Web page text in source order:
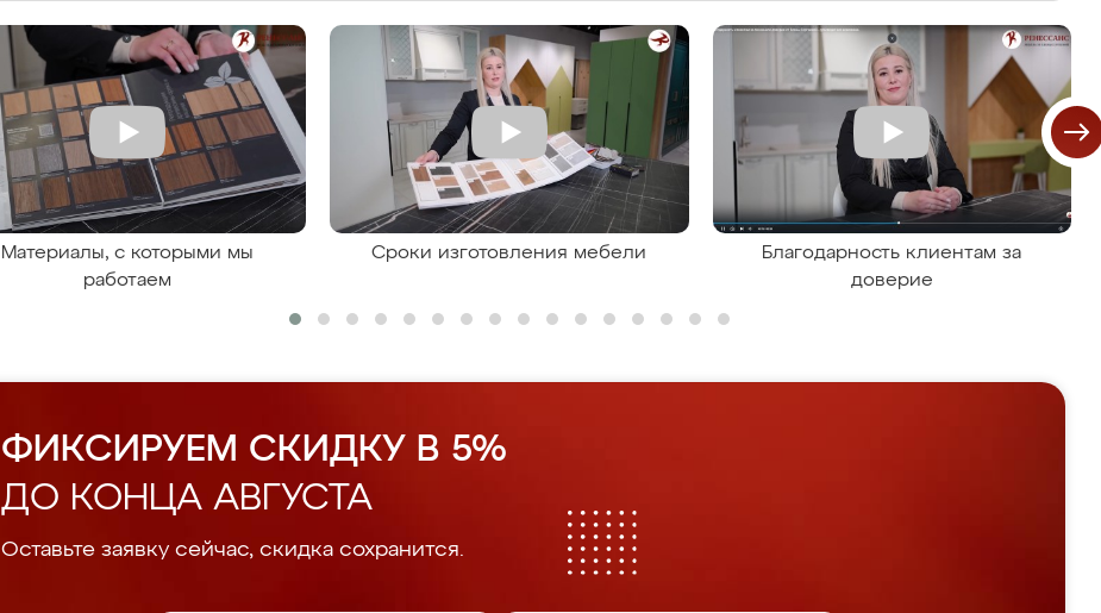
Материалы, с которыми мы
работаем
Сроки изготовления мебели
Благодарность клиентам за
доверие
ФИКСИРУЕМ СКИДКУ В 5%
ДО КОНЦА АВГУСТА
Оставьте заявку сейчас, скидка сохранится.